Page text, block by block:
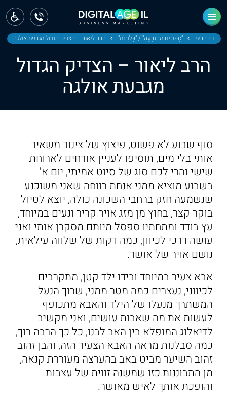
דף הבית "סִפּוּרִים מֵהַגִּבְעָה" / "בָּלֹוֹרוֹת" הרב ליאור – הצדיק הגדול מגבעת אולגה
הרב ליאור – הצדיק הגדול
מגבעת אולגה
סוף שבוע לא פשוט, פיצוץ של צינור משאיר
אותי בלי מים, תוסיפו לעניין אורחים לארוחת
שישי והרי לכם סוג של סיוט אמיתי, יום א'
בשבוע מוציא ממני אנחת רווחה שאני משוכנע
שנשמעה חזק ברחבי השכונה כולה, יוצא לטיול
בוקר קצר, בחוץ מן מזג אויר קריר ונעים במיוחד,
עץ בודד ומתחתיו ספסל מיותם מסקרן אותי ואני
עושה דרכי לכיוון, כמה דקות של שלווה עילאית,
נושם אויר של אושר.
אבא צעיר במיוחד ובידו ילד קטן, מתקרבים
לכיווני, נעצרים כמה מטר ממני, שרוך הנעל
המשתרך מנעלו של הילד והאבא מתכופף
לעשות את מה שאבות עושים, ואני מקשיב
לדיאלוג המופלא בין האב לבנו, כל כך הרבה רוך,
כמה סבלנות מראה האבא הצעיר הזה, והבן זהוב
זהוב השיער מביט באב בהערצה מעוררת קנאה,
מן התבוננות כזו שמשנה זווית של עצבות
והופכת אותך לאיש מאושר.
ראשי
חדשות
מחוז צפון
מחוז חיפה
מחוז מרכז
ירושלים
תל אביב